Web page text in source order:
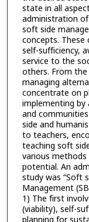
state in all
administration
soft side
concepts. These
self-sufficiency,
service to the
others. From
managing
concentrate on
implementing
and
side and
to teachers,
teaching soft
various
potential. An
study was “Soft
Management
1) The first
(viability), self-